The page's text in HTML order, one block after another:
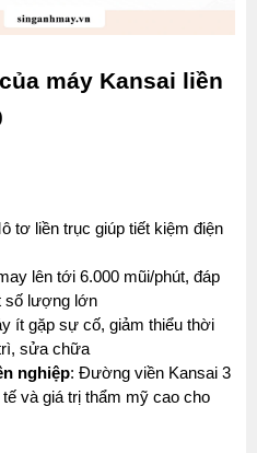
máy Kansai liền
tơ liền trục giúp tiết kiệm điện
lên tới 6.000 mũi/phút, đáp
số lượng lớn
ít gặp sự cố, giảm thiểu thời
sửa chữa
nghiệp: Đường viền Kansai 3
và giá trị thẩm mỹ cao cho